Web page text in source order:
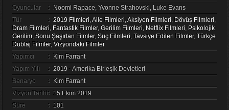
Oyuncular : Noomi Rapace, Yvonne Strahovski, Luke Evans
Tür
: 2019 Filmleri,Aile Filmleri,Aksiyon Filmleri, Dövüş Filmleri,
Dram Filmleri, Fantastik Filmler, Gerilim Filmleri, Netflix Filmleri, Psikolojik
Gerilim, Sonu Şaşırtan Filmler, Suç Filmleri, Tavsiye Edilen Filmler, Türkçe
Dublaj Filmler, Vizyondaki Filmler
Yapımcı
: Kim Farrant
Yapım Yılı
: 2019 - Amerika Birleşik Devletleri
Senaryo
: Kim Farrant
Vizyon Tarihi: 15 Ekim 2019
Süre
: 101